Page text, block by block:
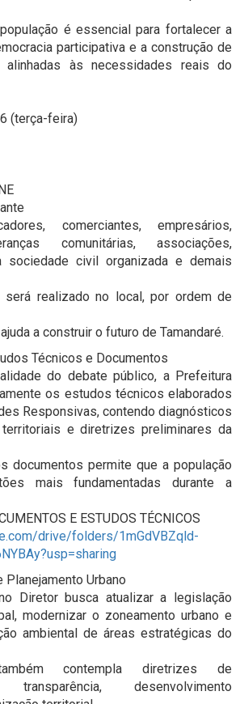
é essencial para fortalecer a
participativa e a construção de
alinhadas às necessidades reais do
(terça-feira)
comerciantes, empresários,
comunitárias, associações,
sociedade civil organizada e demais
será realizado no local, por ordem de
a construir o futuro de Tamandaré.
Técnicos e Documentos
do debate público, a Prefeitura
os estudos técnicos elaborados
Responsivas, contendo diagnósticos
e diretrizes preliminares da
documentos permite que a população
mais fundamentadas durante a
E ESTUDOS TÉCNICOS
drive/folders/1mGdVBZqld-
Urbano
Diretor busca atualizar a legislação
modernizar o zoneamento urbano e
ambiental de áreas estratégicas do
contempla diretrizes de
transparência, desenvolvimento